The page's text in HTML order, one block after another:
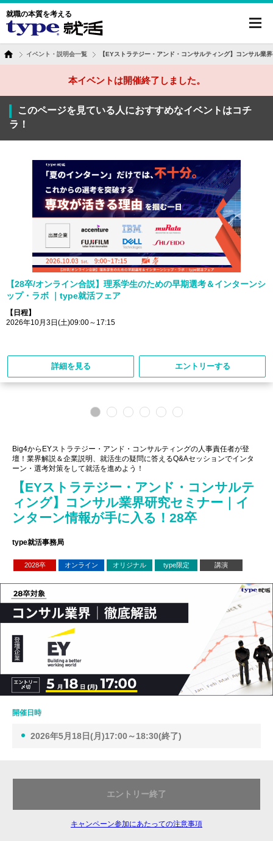
就職の本質を考える
イベント・説明会一覧 【EYストラテジー・アンド・コンサルティング】コンサル業
本イベントは開催終了しました。
このページを見ている人におすすめなイベントはコチ
ラ！
【28卒/オンライン合説】理系学生のための早期選考＆インターンシ
ップ・ラボ ｜type就活フェア
【日程】
2026年10月3日(土)09:00～17:15
詳細を見る エントリーする
Big4からEYストラテジー・アンド・コンサルティングの人事責任者が登
壇！業界解説＆企業説明、就活生の疑問に答えるQ&Aセッションでインタ
ーン・選考対策をして就活を進めよう！
【EYストラテジー・アンド・コンサルテ
ィング】コンサル業界研究セミナー｜イ
ンターン情報が手に入る！28卒
type就活事務局
2028卒 オンライン オリジナル type限定 講演
開催日時
2026年5月18日(月)17:00～18:30(終了)
エントリー終了
キャンペーン参加にあたっての注意事項